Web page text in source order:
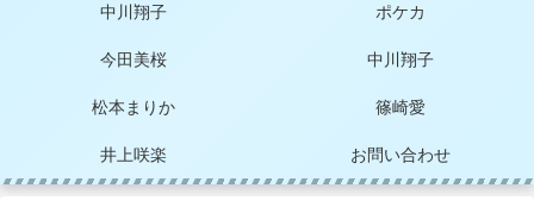
中川翔子 ポケカ
今田美桜 中川翔子
松本まりか 篠崎愛
井上咲楽 お問い合わせ